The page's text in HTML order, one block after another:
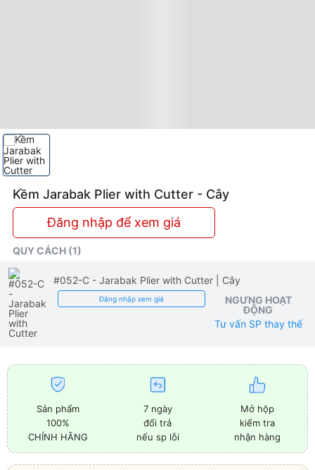
Kềm Jarabak Plier with Cutter - Cây
Đăng nhập để xem giá
QUY CÁCH (1)
#052-C - Jarabak Plier with Cutter | Cây
Đăng nhập xem giá
NGƯNG HOẠT
ĐỘNG
Tư vấn SP thay thế
Sản phẩm
100%
CHÍNH HÃNG
7 ngày
đổi trả
nếu sp lỗi
Mở hộp
kiểm tra
nhận hàng